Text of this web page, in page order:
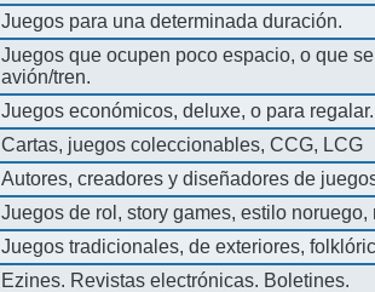
Juegos para una determinada duración.
Juegos que ocupen poco espacio, o que
avión/tren.
Juegos económicos, deluxe, o para regalar.
Cartas, juegos coleccionables, CCG, LCG
Autores, creadores y diseñadores de
Juegos de rol, story games, estilo noruego,
Juegos tradicionales, de exteriores,
Ezines. Revistas electrónicas. Boletines.